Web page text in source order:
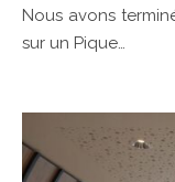
Nous avons
sur un Pique…